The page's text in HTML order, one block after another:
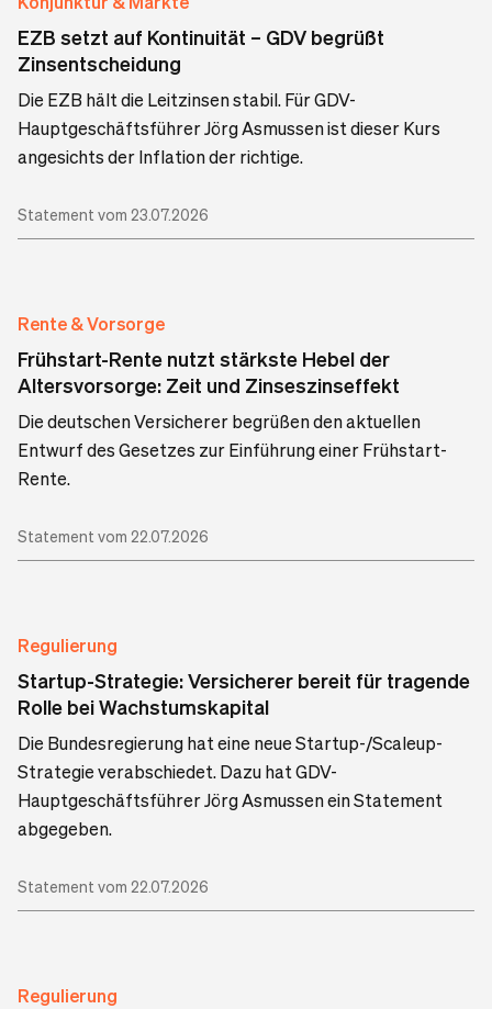
EZB setzt auf Kontinuität – GDV begrüßt
Zinsentscheidung
Die EZB hält die Leitzinsen stabil. Für GDV-
Hauptgeschäftsführer Jörg Asmussen ist dieser Kurs
angesichts der Inflation der richtige.
Statement vom 23.07.2026
Rente & Vorsorge
Frühstart-Rente nutzt stärkste Hebel der
Altersvorsorge: Zeit und Zinseszinseffekt
Die deutschen Versicherer begrüßen den aktuellen
Entwurf des Gesetzes zur Einführung einer Frühstart-
Rente.
Statement vom 22.07.2026
Regulierung
Startup-Strategie: Versicherer bereit für tragende
Rolle bei Wachstumskapital
Die Bundesregierung hat eine neue Startup-/Scaleup-
Strategie verabschiedet. Dazu hat GDV-
Hauptgeschäftsführer Jörg Asmussen ein Statement
abgegeben.
Statement vom 22.07.2026
Regulierung